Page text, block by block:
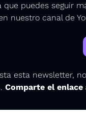
que puedes seguir
nuestro canal de
esta newsletter,
Comparte el